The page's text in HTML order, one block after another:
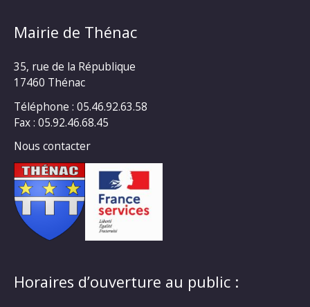
Mairie de Thénac
35, rue de la République
17460 Thénac
Téléphone : 05.46.92.63.58
Fax : 05.92.46.68.45
Nous contacter
Horaires d’ouverture au public :